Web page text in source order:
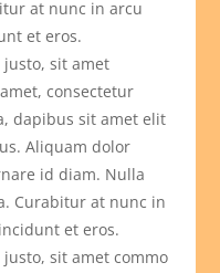
at nunc in arcu
et eros.
sit amet
consectetur
dapibus sit amet elit
Aliquam dolor
id diam. Nulla
Curabitur at nunc in
et eros.
sit amet commo